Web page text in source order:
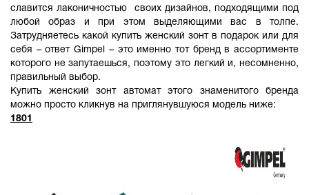
славится лаконичностью своих дизайнов, подходящими под
любой образ и при этом выделяющими вас в толпе.
Затрудняетесь какой купить женский зонт в подарок или для
себя – ответ Gimpel – это именно тот бренд в ассортименте
которого не запутаешься, поэтому это легкий и, несомненно,
правильный выбор.
Купить женский зонт автомат этого знаменитого бренда
можно просто кликнув на приглянувшуюся модель ниже:
1801